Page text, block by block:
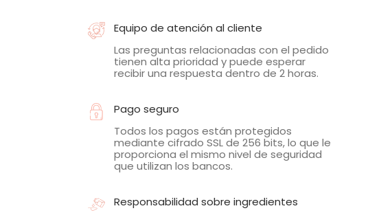
Equipo de atención al cliente
Las preguntas relacionadas con el pedido
tienen alta prioridad y puede esperar
recibir una respuesta dentro de 2 horas.
Pago seguro
Todos los pagos están protegidos
mediante cifrado SSL de 256 bits, lo que le
proporciona el mismo nivel de seguridad
que utilizan los bancos.
Responsabilidad sobre ingredientes